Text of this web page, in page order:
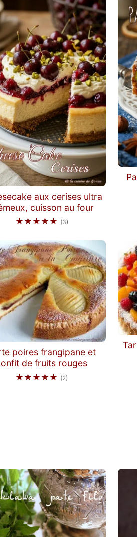
aux cerises ultra
cuisson au four
★★★★★ (3)
poires frangipane et
de fruits rouges
★★★★★ (2)